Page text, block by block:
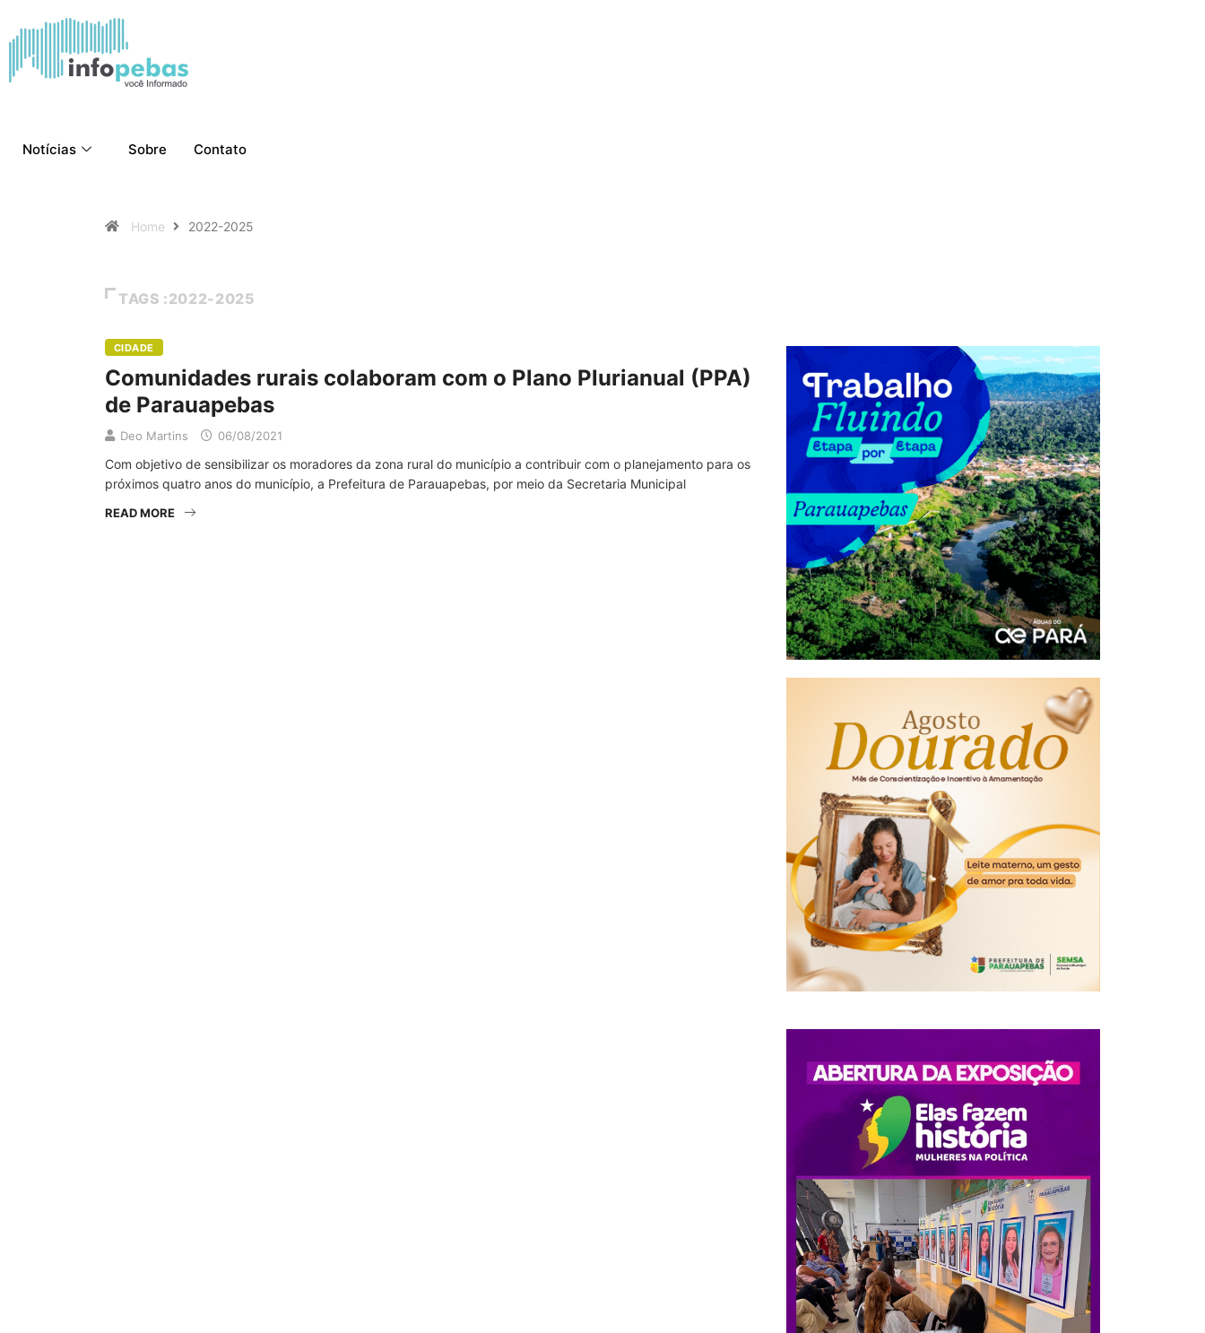
Notícias Sobre Contato
Home 2022-2025
TAGS :2022-2025
CIDADE
Comunidades rurais colaboram com o Plano Plurianual (PPA)
de Parauapebas
Deo Martins 06/08/2021
Com objetivo de sensibilizar os moradores da zona rural do município a contribuir com o planejamento para os
próximos quatro anos do município, a Prefeitura de Parauapebas, por meio da Secretaria Municipal
READ MORE